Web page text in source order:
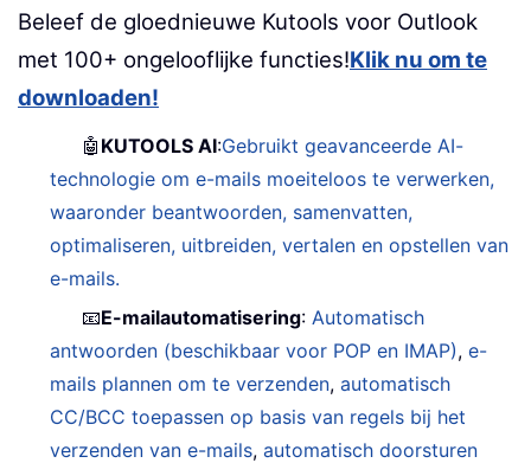
        strName
= Replace( strName
Next
    CleanFileName
Trim(strName)
End Function
Beleef de gloednieuwe Kutools voor Outlook
met 100+ ongelooflijke functies!Klik nu om te
downloaden!
🤖 KUTOOLS AI:Gebruikt geavanceerde AI-
technologie om e-mails moeiteloos te verwerken,
waaronder beantwoorden, samenvatten,
optimaliseren, uitbreiden, vertalen en opstellen van
e-mails.
📧E-mailautomatisering: Automatisch
antwoorden (beschikbaar voor POP en IMAP),e-
mails plannen om te verzenden,automatisch
CC/BCC toepassen op basis van regels bij het
verzenden van e-mails,automatisch doorsturen